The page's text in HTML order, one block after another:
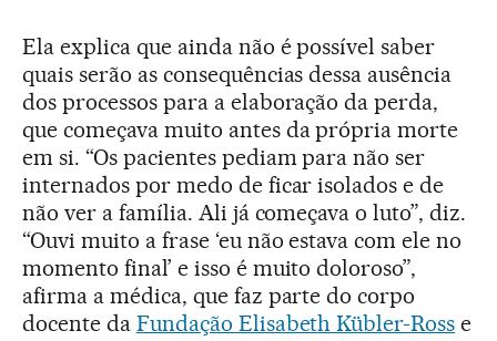
Ela explica que ainda não é possível saber
quais serão as consequências dessa ausência
dos processos para a elaboração da perda,
que começava muito antes da própria morte
em si. “Os pacientes pediam para não ser
internados por medo de ficar isolados e de
não ver a família. Ali já começava o luto”, diz.
“Ouvi muito a frase ‘eu não estava com ele no
momento final’ e isso é muito doloroso”,
afirma a médica, que faz parte do corpo
docente da Fundação Elisabeth Kübler-Ross e